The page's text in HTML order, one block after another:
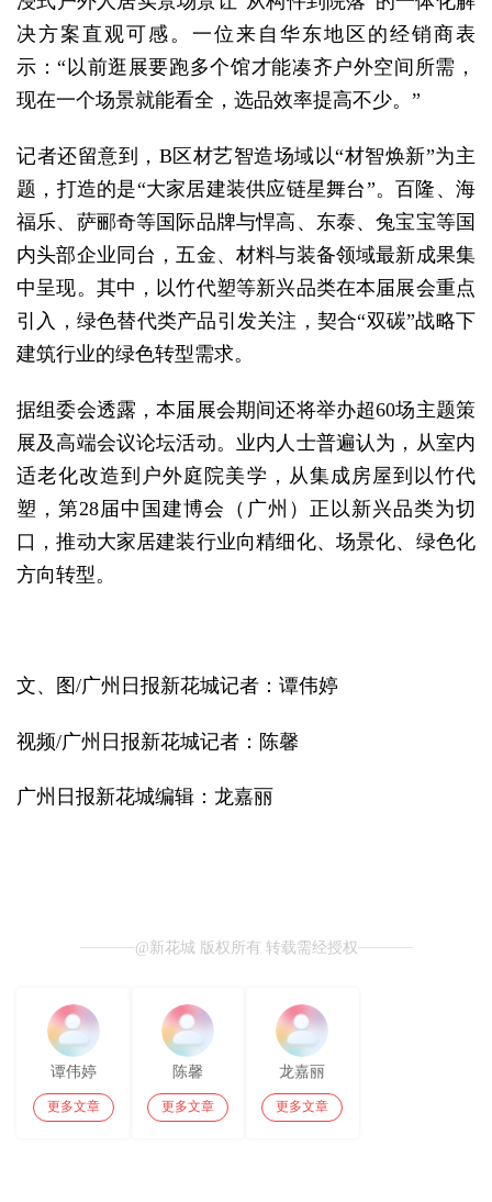
决方案直观可感。一位来自华东地区的经销商表
示：“以前逛展要跑多个馆才能凑齐户外空间所需，
现在一个场景就能看全，选品效率提高不少。”
记者还留意到，B区材艺智造场域以“材智焕新”为主
题，打造的是“大家居建装供应链星舞台”。百隆、海
福乐、萨郦奇等国际品牌与悍高、东泰、兔宝宝等国
内头部企业同台，五金、材料与装备领域最新成果集
中呈现。其中，以竹代塑等新兴品类在本届展会重点
引入，绿色替代类产品引发关注，契合“双碳”战略下
建筑行业的绿色转型需求。
据组委会透露，本届展会期间还将举办超60场主题策
展及高端会议论坛活动。业内人士普遍认为，从室内
适老化改造到户外庭院美学，从集成房屋到以竹代
塑，第28届中国建博会（广州）正以新兴品类为切
口，推动大家居建装行业向精细化、场景化、绿色化
方向转型。
文、图/广州日报新花城记者：谭伟婷
视频/广州日报新花城记者：陈馨
广州日报新花城编辑：龙嘉丽
@新花城 版权所有 转载需经授权
谭伟婷
更多文章
陈馨
更多文章
龙嘉丽
更多文章